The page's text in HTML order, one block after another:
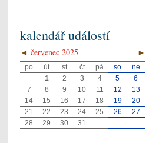
kalendář událostí
◄ ►
červenec 2025
po út st čt pá so
ne
1
2 3 4 5
6
7
8 9 10 11 12
13
14
15 16 17 18 19
20
21
22 23 24 25 26
27
28
29 30 31